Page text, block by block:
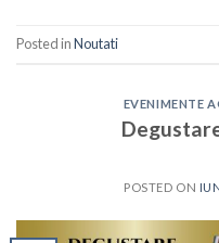
Posted inNoutati
EVENIMENTE
POSTED ON